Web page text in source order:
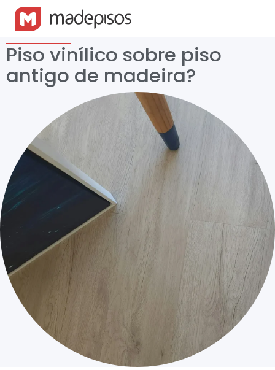
Piso vinílico sobre piso
antigo de madeira?